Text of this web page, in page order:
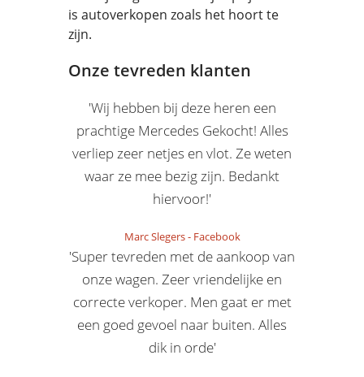
is autoverkopen zoals het hoort te
zijn.
Onze tevreden klanten
'Wij hebben bij deze heren een
prachtige Mercedes Gekocht! Alles
verliep zeer netjes en vlot. Ze weten
waar ze mee bezig zijn. Bedankt
hiervoor!'
Marc Slegers- Facebook
'Super tevreden met de aankoop van
onze wagen. Zeer vriendelijke en
correcte verkoper. Men gaat er met
een goed gevoel naar buiten. Alles
dik in orde'